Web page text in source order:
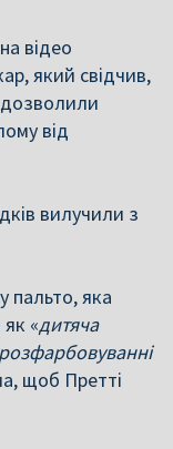
відео
який свідчив,
від
вилучили з
пальто, яка
«дитяча
щоб Претті